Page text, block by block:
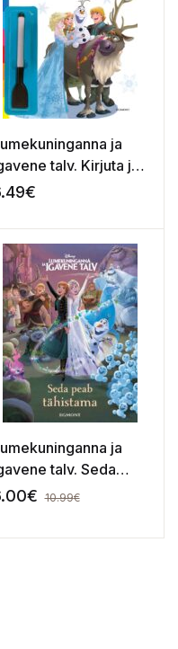
ja
talv. Kirjuta ja
Tähed ja
€
ja
talv. Seda
tähistama
€ 10.99€